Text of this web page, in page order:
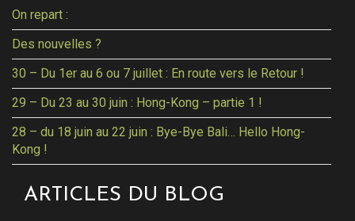
On repart :
Des nouvelles ?
30 – Du 1er au 6 ou 7 juillet : En route vers le Retour !
29 – Du 23 au 30 juin : Hong-Kong – partie 1 !
28 – du 18 juin au 22 juin : Bye-Bye Bali… Hello Hong-
Kong !
ARTICLES DU BLOG